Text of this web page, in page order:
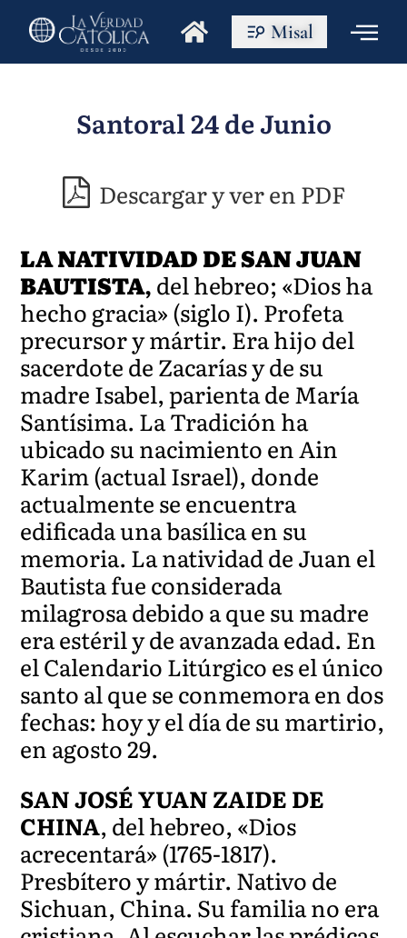
Misal
Santoral 24 de Junio
Descargar y ver en PDF
LA NATIVIDAD DE SAN JUAN
BAUTISTA,del hebreo; «Dios ha
hecho gracia» (siglo I). Profeta
precursor y mártir. Era hijo del
sacerdote de Zacarías y de su
madre Isabel, parienta de María
Santísima. La Tradición ha
ubicado su nacimiento en Ain
Karim (actual Israel), donde
actualmente se encuentra
edificada una basílica en su
memoria. La natividad de Juan el
Bautista fue considerada
milagrosa debido a que su madre
era estéril y de avanzada edad. En
el Calendario Litúrgico es el único
santo al que se conmemora en dos
fechas: hoy y el día de su martirio,
en agosto 29.
SAN JOSÉ YUAN ZAIDE DE
CHINA, del hebreo, «Dios
acrecentará» (1765-1817).
Presbítero y mártir. Nativo de
Sichuan, China. Su familia no era